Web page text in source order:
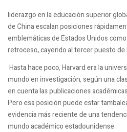
liderazgo en la educación superior
de China escalan posiciones
emblemáticas de Estados Unidos
retroceso, cayendo al tercer puesto de
Hasta hace poco, Harvard era la
mundo en investigación, según una
en cuenta las publicaciones
Pero esa posición puede estar
evidencia más reciente de una
mundo académico estadounidense.